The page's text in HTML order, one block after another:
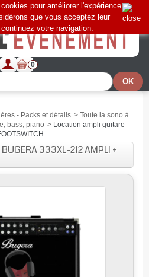
0
pour améliorer l'expérience
que vous acceptez leur
votre navigation.
- Packs et détails > Toute la sono à
bass, piano > Location ampli guitare
333XL-212 AMPLI +